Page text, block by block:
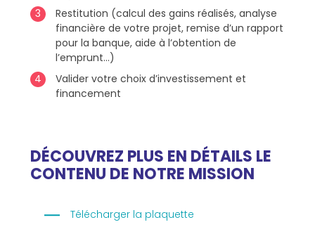
Restitution (calcul des gains réalisés, analyse
financière de votre projet, remise d’un rapport
pour la banque, aide à l’obtention de
l’emprunt…)
Valider votre choix d’investissement et
financement
DÉCOUVREZ PLUS EN DÉTAILS LE
CONTENU DE NOTRE MISSION
Télécharger la plaquette